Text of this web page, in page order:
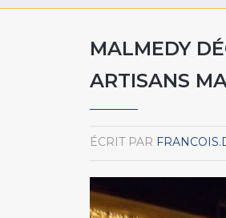
MALMEDY
ARTISANS
ÉCRIT PAR